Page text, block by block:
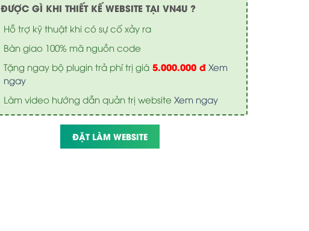
GÌ KHI THIẾT KẾ WEBSITE TẠI VN4U ?
Hỗ trợ kỹ thuật khi có sự cố xảy ra
Bàn giao 100% mã nguồn code
Tặng ngay bộ plugin trả phí trị giá5.000.000 đ Xem
ngay
Làm video hướng dẫn quản trị website Xem ngay
ĐẶT LÀM WEBSITE